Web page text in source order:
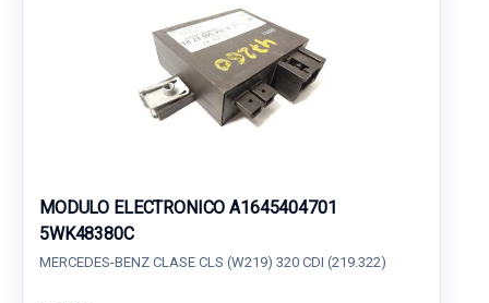
MODULO ELECTRONICO A1645404701
5WK48380C
MERCEDES-BENZ CLASE CLS (W219) 320 CDI (219.322)